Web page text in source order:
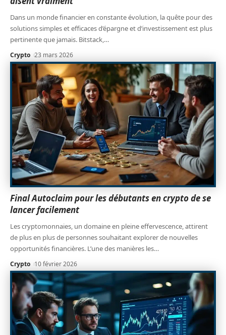
Dans un monde financier en constante évolution, la quête pour des
solutions simples et efficaces d’épargne et d’investissement est plus
pertinente que jamais. Bitstack, …
Crypto 23 mars 2026
Final Autoclaim pour les débutants en crypto de se
lancer facilement
Les cryptomonnaies, un domaine en pleine effervescence, attirent
de plus en plus de personnes souhaitant explorer de nouvelles
opportunités financières. L’une des manières les…
Crypto 10 février 2026